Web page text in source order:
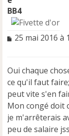
BB4
M
a
g
e
n
o
n
l
25 mai 2016 à
Oui chaque
ce qu'il faut
peut vite s'en
Mon congé doit
je m'arrêterais
peu de salaire